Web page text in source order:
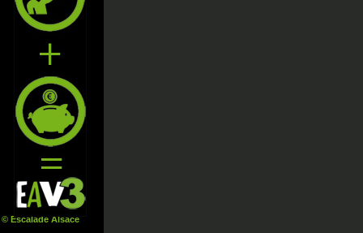
© Escalade Alsace